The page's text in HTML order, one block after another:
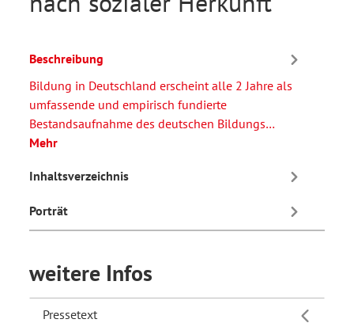
Beschreibung
Bildung in Deutschland erscheint alle 2 Jahre als
umfassende und empirisch fundierte
Bestandsaufnahme des deutschen Bildungs…
Mehr
Inhaltsverzeichnis
Porträt
weitere Infos
Pressetext